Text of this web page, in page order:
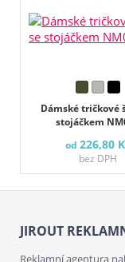
Dámské tričkové
stojáčkem
od 226,80
bez DPH
JIROUT
Reklamní agentura